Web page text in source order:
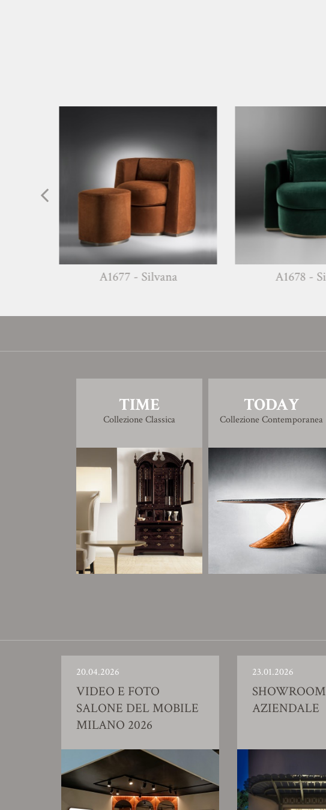
A1677 - Silvana A1678 - Silvana
TIME
Collezione Classica
TODAY
Collezione Contemporanea
20.04.2026
VIDEO E FOTO
SALONE DEL MOBILE
MILANO 2026
23.01.2026
SHOWROOM
AZIENDALE